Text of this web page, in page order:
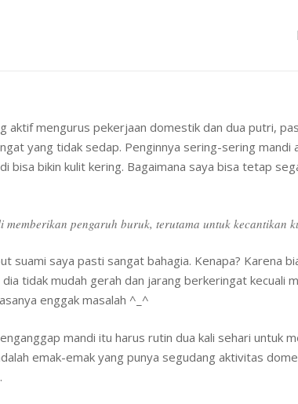
aktif mengurus pekerjaan domestik dan dua putri,
yang tidak sedap. Penginnya sering-sering mandi
bisa bikin kulit kering. Bagaimana saya bisa tetap
pengaruh buruk, terutama untuk kecantikan
suami saya pasti sangat bahagia. Kenapa? Karena
tidak mudah gerah dan jarang berkeringat kecuali
enggak masalah ^_^
mandi itu harus rutin dua kali sehari untuk
emak-emak yang punya segudang aktivitas